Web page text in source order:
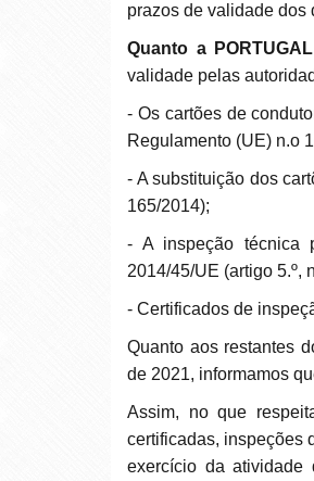
prazos de validade dos
Quanto a PORTUGAL
validade pelas
- Os cartões de condutor (artigo 4.º, n.º 2, relativo à renovação dos cartões de condutor nos termos do
Regulamento (UE) n.o
- A substituição dos cartões de condutor (artigo 4.º, n.º 3, relativo nos termos do Regulamento (UE) n.o
165/2014);
- A inspeção técnica periódica dos veículos a motor e seus reboques nos termos da Diretiva
2014/45/UE (artigo 5.º,
- Certificados de
Quanto aos restantes documentos/certificados referidos no Regulamento 2021/267, de 6 de fevereiro
de 2021, informamos
Assim, no que respeita às cartas de condução, cartões CAM/CQM, licenças comunitárias/cópias
certificadas, inspeções
exercício da atividade